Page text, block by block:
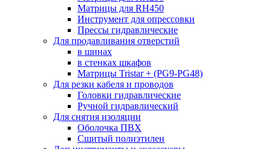
Матрицы для RH450
Инструмент для опрессовки
Прессы гидравлические
Для продавливания отверстий
в шинах
в стенках шкафов
Матрицы Tristar + (PG9-PG48)
Для резки кабеля и проводов
Головки гидравлические
Ручной гидравлический
Для снятия изоляции
Оболочка ПВХ
Сшитый полиэтилен